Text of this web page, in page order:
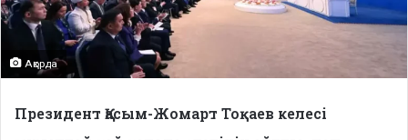
Ақорда
Президент Қасым-Жомарт Тоқаев келесі